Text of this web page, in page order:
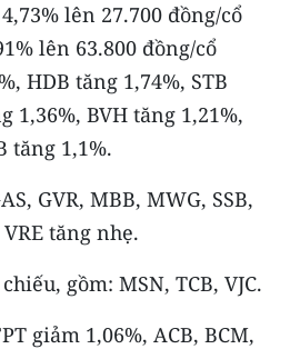
lên 27.700 đồng/cổ
lên 63.800 đồng/cổ
HDB tăng 1,74%, STB
1,36%, BVH tăng 1,21%,
tăng 1,1%.
GVR, MBB, MWG, SSB,
tăng nhẹ.
gồm: MSN, TCB, VJC.
giảm 1,06%, ACB, BCM,